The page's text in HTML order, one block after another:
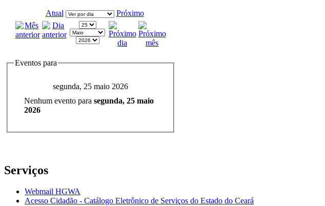
Atual Próximo
Eventos para
segunda, 25 maio 2026
Nenhum evento para segunda, 25 maio
2026
Serviços
Webmail HGWA
Acesso Cidadão - Catálogo Eletrônico de Serviços do Estado do Ceará